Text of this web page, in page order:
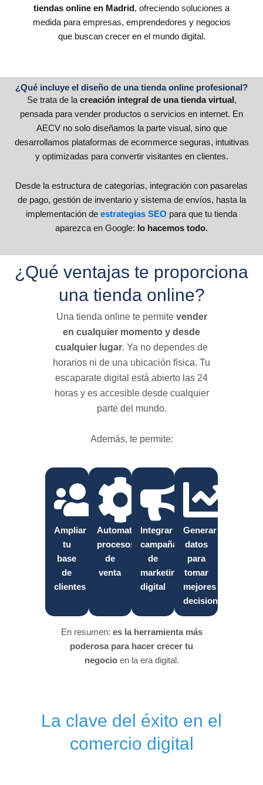
tiendas online en Madrid , ofreciendo soluciones a
medida para empresas, emprendedores y negocios
que buscan crecer en el mundo digital.
¿Qué incluye el diseño de una tienda online profesional?
Se trata de la creación integral de una tienda virtual ,
pensada para vender productos o servicios en internet. En
AECV no solo diseñamos la parte visual, sino que
desarrollamos plataformas de ecommerce seguras, intuitivas
y optimizadas para convertir visitantes en clientes.
Desde la estructura de categorías, integración con pasarelas
de pago, gestión de inventario y sistema de envíos, hasta la
implementación de estrategias SEO para que tu tienda
aparezca en Google: lo hacemos todo.
¿Qué ventajas te proporciona
una tienda online?
Una tienda online te permite vender
en cualquier momento y desde
cualquier lugar. Ya no dependes de
horarios ni de una ubicación física. Tu
escaparate digital está abierto las 24
horas y es accesible desde cualquier
parte del mundo.
Además, te permite:
Ampliar
tu
base
de
clientes
Automatizar
procesos
de
venta
Integrar
campañas
de
marketing
digital
Generar
datos
para
tomar
mejores
decisiones
En resumen: es la herramienta más
poderosa para hacer crecer tu
negocioen la era digital.
La clave del éxito en el
comercio digital